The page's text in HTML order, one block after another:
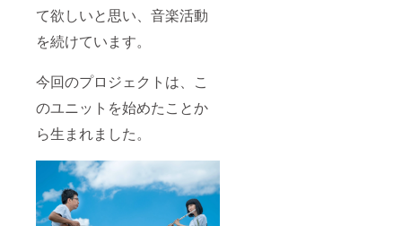
て欲しいと思い、音楽活動
を続けています。
今回のプロジェクトは、こ
のユニットを始めたことか
ら生まれました。